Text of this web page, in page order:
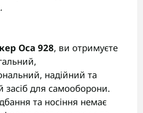
Оса 928, ви отримуєте
надійний та
засіб для самооборони.
та носіння немає